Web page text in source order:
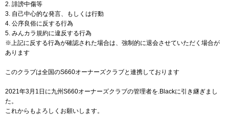
2. 誹謗中傷等
3. 自己中心的な発言、もしくは行動
4. 公序良俗に反する行為
5. みんカラ規約に違反する行為
※上記に反する行為が確認された場合は、強制的に退会させていただく場合が
あります
このクラブは全国のS660オーナーズクラブと連携しております
2021年3月1日に九州S660オーナーズクラブの管理者を.Blackに引き継ぎまし
た。
これからもよろしくお願いします。